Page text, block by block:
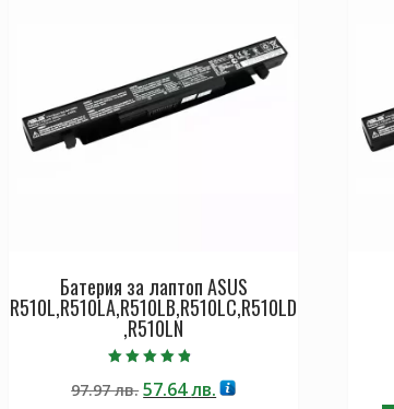
Батерия за лаптоп ASUS
R510L,R510LA,R510LB,R510LC,R510LD
,R510LN
4.50
от 5
97.97лв. Original
57.64лв.Текущата